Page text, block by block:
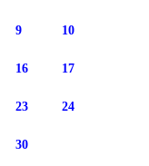
9 10
16 17
23 24
30